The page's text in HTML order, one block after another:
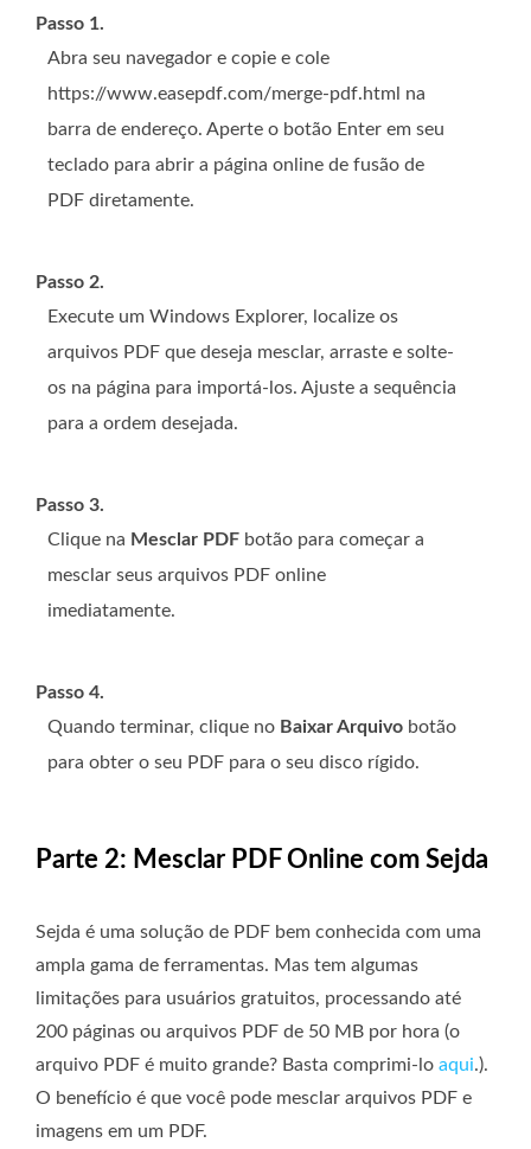
Passo 1.
Abra seu navegador e copie e cole
https://www.easepdf.com/merge-pdf.html na
barra de endereço. Aperte o botão Enter em seu
teclado para abrir a página online de fusão de
PDF diretamente.
Passo 2.
Execute um Windows Explorer, localize os
arquivos PDF que deseja mesclar, arraste e solte-
os na página para importá-los. Ajuste a sequência
para a ordem desejada.
Passo 3.
Clique na Mesclar PDF botão para começar a
mesclar seus arquivos PDF online
imediatamente.
Passo 4.
Quando terminar, clique no Baixar Arquivo botão
para obter o seu PDF para o seu disco rígido.
Parte 2: Mesclar PDF Online com Sejda
Sejda é uma solução de PDF bem conhecida com uma
ampla gama de ferramentas. Mas tem algumas
limitações para usuários gratuitos, processando até
200 páginas ou arquivos PDF de 50 MB por hora (o
arquivo PDF é muito grande? Basta comprimi-lo aqui.).
O benefício é que você pode mesclar arquivos PDF e
imagens em um PDF.